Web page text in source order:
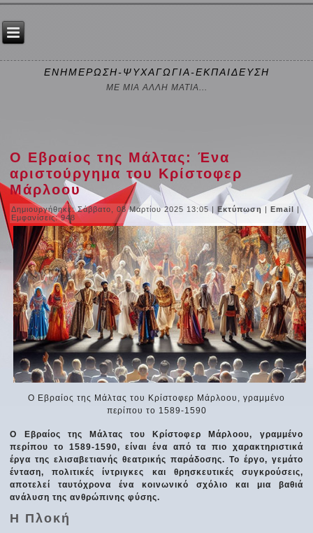
ΕΝΗΜΕΡΩΣΗ-ΨΥΧΑΓΩΓΙΑ-ΕΚΠΑΙΔΕΥΣΗ
ΜΕ ΜΙΑ ΑΛΛΗ ΜΑΤΙΑ...
Ο Εβραίος της Μάλτας: Ένα
αριστούργημα του Κρίστοφερ
Μάρλοου
Δημιουργήθηκε: Σάββατο, 08 Μαρτίου 2025 13:05 |Εκτύπωση |Email |
Εμφανίσεις: 948
Ο Εβραίος της Μάλτας του Κρίστοφερ Μάρλοου, γραμμένο
περίπου το 1589-1590
Ο Εβραίος της Μάλτας του Κρίστοφερ Μάρλοου, γραμμένο
περίπου το 1589-1590, είναι ένα από τα πιο χαρακτηριστικά
έργα της ελισαβετιανής θεατρικής παράδοσης. Το έργο, γεμάτο
ένταση, πολιτικές ίντριγκες και θρησκευτικές συγκρούσεις,
αποτελεί ταυτόχρονα ένα κοινωνικό σχόλιο και μια βαθιά
ανάλυση της ανθρώπινης φύσης.
Η Πλοκή